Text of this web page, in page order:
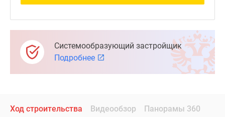
Системообразующий застройщик
Подробнее
Ход строительства Видеообзор Панорамы 360